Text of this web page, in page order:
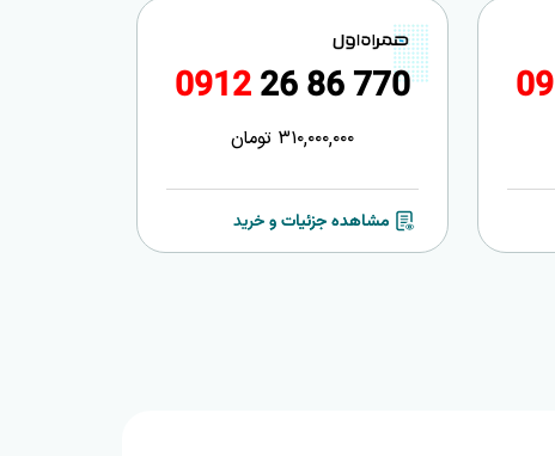
09
09122686770
310,000,000 تومان
مشاهده جزئیات و خرید